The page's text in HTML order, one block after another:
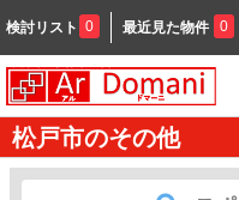
検討リスト 0 最近見た物件 0
松戸市のその他